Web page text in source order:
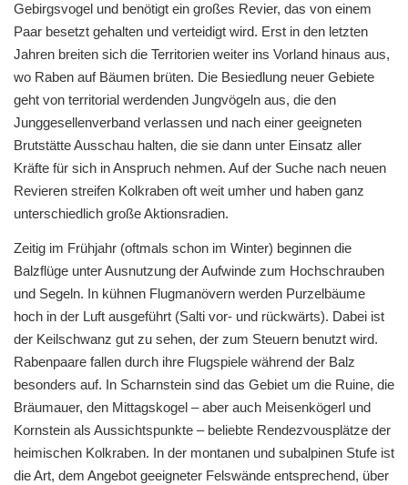
Gebirgsvogel und benötigt ein großes Revier, das von einem
Paar besetzt gehalten und verteidigt wird. Erst in den letzten
Jahren breiten sich die Territorien weiter ins Vorland hinaus aus,
wo Raben auf Bäumen brüten. Die Besiedlung neuer Gebiete
geht von territorial werdenden Jungvögeln aus, die den
Junggesellenverband verlassen und nach einer geeigneten
Brutstätte Ausschau halten, die sie dann unter Einsatz aller
Kräfte für sich in Anspruch nehmen. Auf der Suche nach neuen
Revieren streifen Kolkraben oft weit umher und haben ganz
unterschiedlich große Aktionsradien.
Zeitig im Frühjahr (oftmals schon im Winter) beginnen die
Balzflüge unter Ausnutzung der Aufwinde zum Hochschrauben
und Segeln. In kühnen Flugmanövern werden Purzelbäume
hoch in der Luft ausgeführt (Salti vor- und rückwärts). Dabei ist
der Keilschwanz gut zu sehen, der zum Steuern benutzt wird.
Rabenpaare fallen durch ihre Flugspiele während der Balz
besonders auf. In Scharnstein sind das Gebiet um die Ruine, die
Bräumauer, den Mittagskogel – aber auch Meisenkögerl und
Kornstein als Aussichtspunkte – beliebte Rendezvousplätze der
heimischen Kolkraben. In der montanen und subalpinen Stufe ist
die Art, dem Angebot geeigneter Felswände entsprechend, über